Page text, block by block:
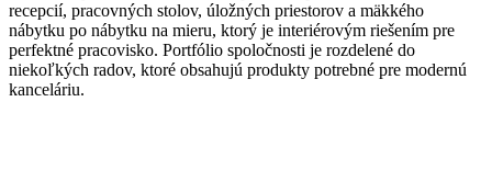
recepcií, pracovných stolov, úložných priestorov a mäkkého
nábytku po nábytku na mieru, ktorý je interiérovým riešením pre
perfektné pracovisko. Portfólio spoločnosti je rozdelené do
niekoľkých radov, ktoré obsahujú produkty potrebné pre modernú
kanceláriu.